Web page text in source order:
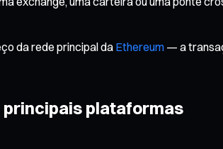
da rede principal daEthereum — a
principais plataformas